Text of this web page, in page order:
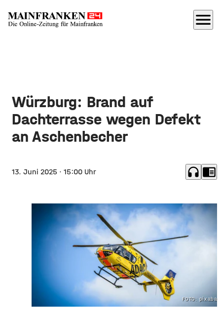
menu
Würzburg: Brand auf
Dachterrasse wegen Defekt
an Aschenbecher
13. Juni 2025 · 15:00 Uhr headphones chrome_reader_mode
FOTO: